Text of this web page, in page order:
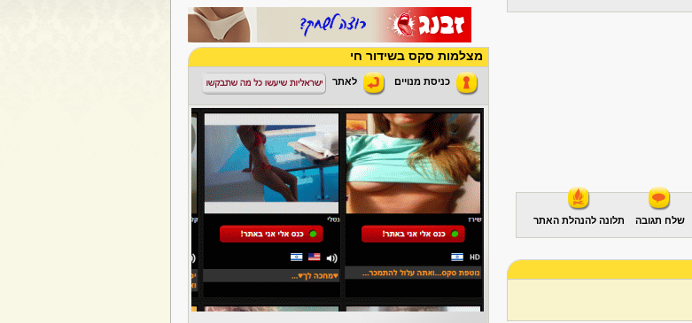
שלח תגובה תלונה להנהלת האתר
מצלמות סקס בשידור חי
כניסת מנויים לאתר